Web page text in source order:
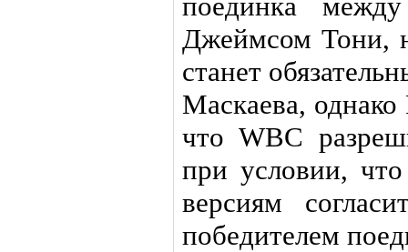
Джеймсом Тони,
станет
Маскаева, однако
что WBC
при условии,
версиям
победителем